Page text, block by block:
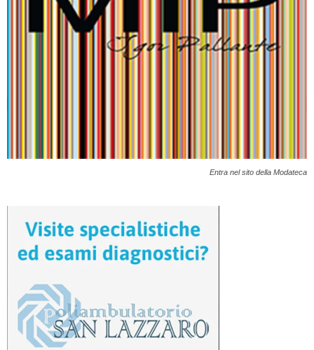
Entra nel sito della Modateca